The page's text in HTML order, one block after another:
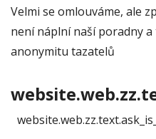
Velmi se omlouváme, ale
není náplní naší poradny a
anonymitu tazatelů